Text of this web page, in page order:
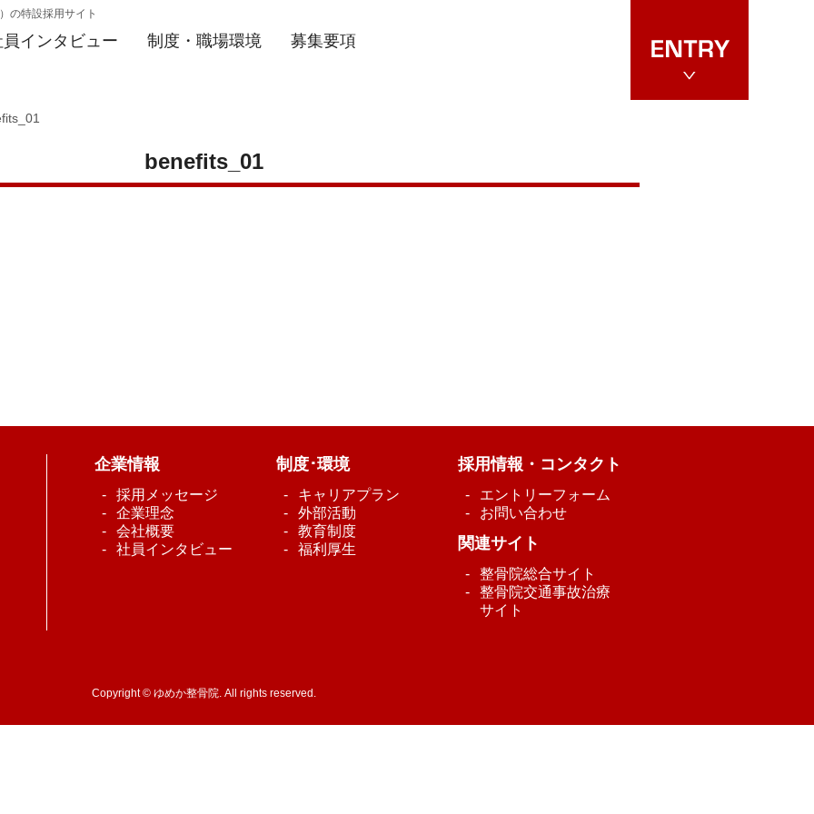
の特設採用サイト
員インタビュー 制度・職場環境 募集要項
benefits_01
企業情報
採用メッセージ
企業理念
会社概要
社員インタビュー
制度･環境
キャリアプラン
外部活動
教育制度
福利厚生
採用情報・コンタクト
エントリーフォーム
お問い合わせ
関連サイト
整骨院総合サイト
整骨院交通事故治療
サイト
Copyright © ゆめか整骨院. All rights reserved.